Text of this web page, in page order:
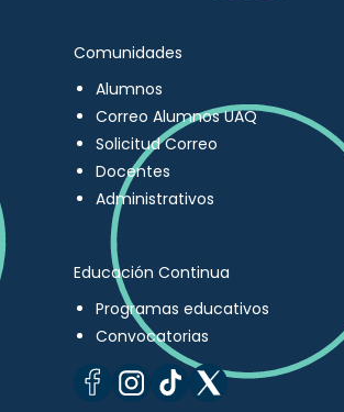
Comunidades
Alumnos
Correo Alumnos UAQ
Solicitud Correo
Docentes
Administrativos
Educación Continua
Programas educativos
Convocatorias